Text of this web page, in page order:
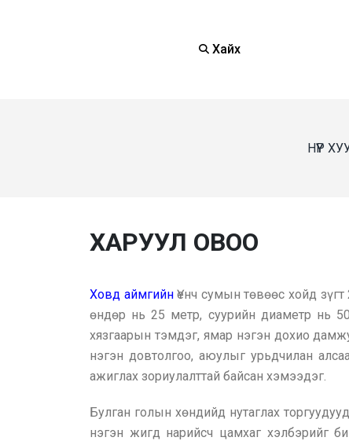
Хайх
НҮҮР
ХАРУУЛ ОВОО
Ховд аймгийнҮенч сумын төвөөс хойд
өндөр нь 25 метр, суурийн диаметр нь
хязгаарын тэмдэг, ямар нэгэн дохио
нэгэн довтолгоо, аюулыг урьдчилан
ажиглах зориулалттай байсан хэмээдэг.
Булган голын хөндийд нутаглах
нэгэн жигд нарийсч цамхаг хэлбэрийг